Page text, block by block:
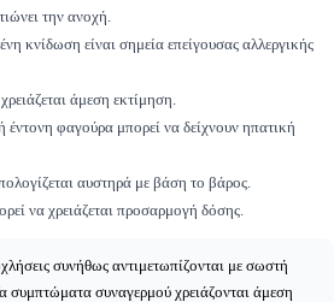
την ανοχή.
κνίδωση είναι σημεία επείγουσας αλλεργικής
άμεση εκτίμηση.
φαγούρα μπορεί να δείχνουν ηπατική
αυστηρά με βάση το βάρος.
να χρειάζεται προσαρμογή δόσης.
συνήθως αντιμετωπίζονται με σωστή
συναγερμού χρειάζονται άμεση